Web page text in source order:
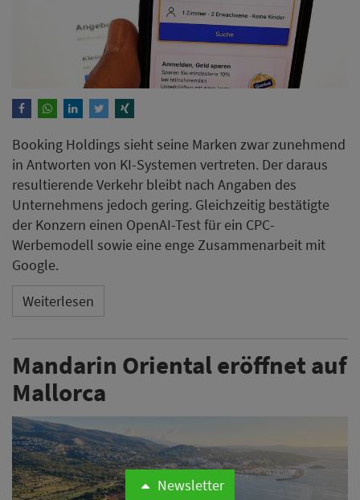
Booking Holdings sieht seine Marken zwar zunehmend
in Antworten von KI-Systemen vertreten. Der daraus
resultierende Verkehr bleibt nach Angaben des
Unternehmens jedoch gering. Gleichzeitig bestätigte
der Konzern einen OpenAI-Test für ein CPC-
Werbemodell sowie eine enge Zusammenarbeit mit
Google.
Weiterlesen
Mandarin Oriental eröffnet auf
Mallorca
Newsletter